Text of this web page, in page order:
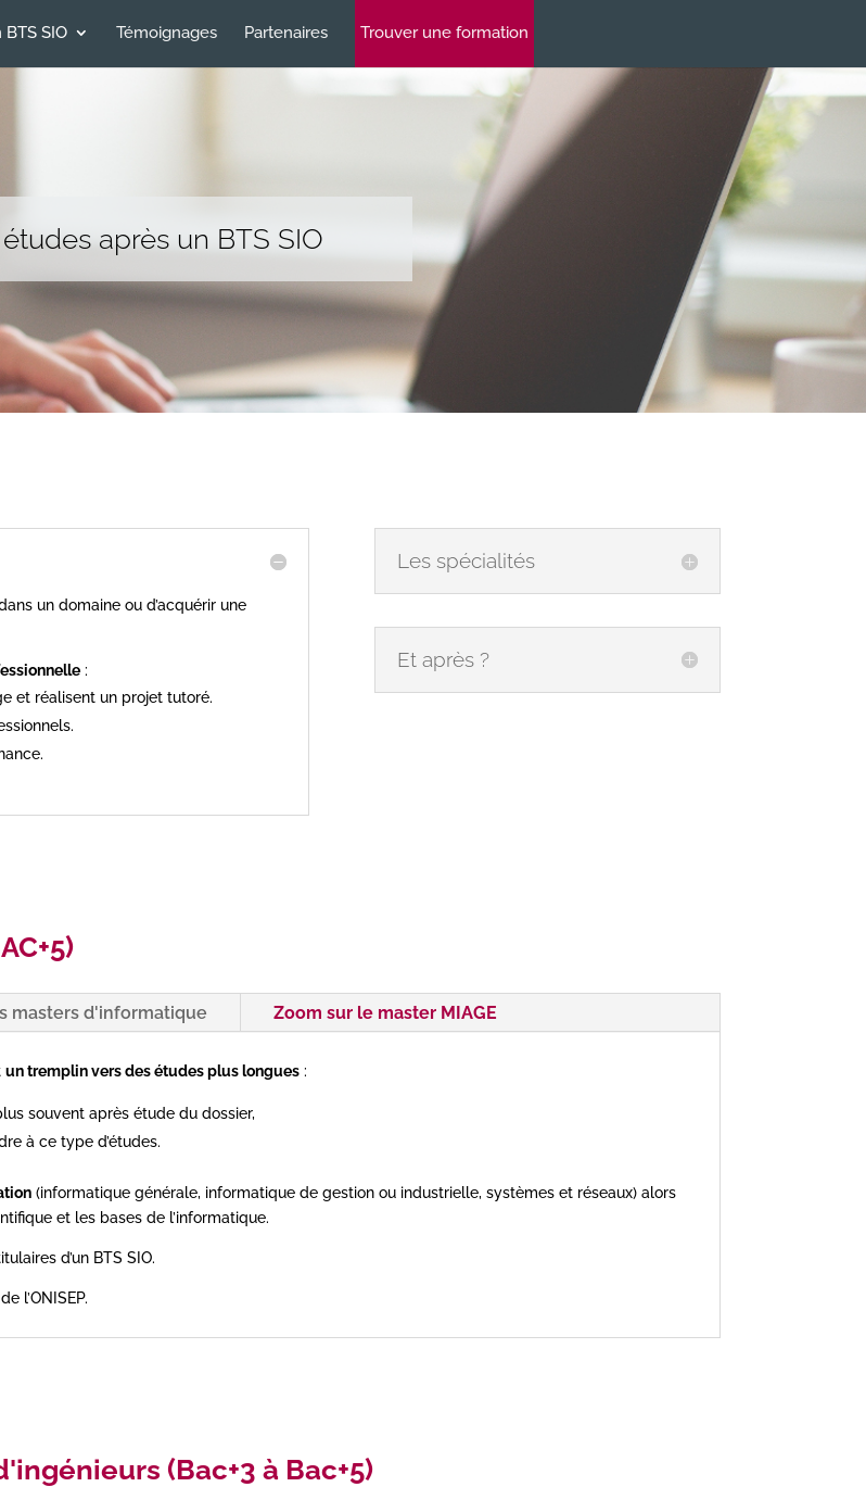
SIO Témoignages Partenaires Trouver une formation
après un BTS SIO
un domaine ou d’acquérir une
:
et réalisent un projet tutoré.
Les spécialités
Et après ?
masters d'informatique Zoom sur le master MIAGE
un tremplin vers des études plus longues :
souvent après étude du dossier,
à ce type d’études.
(informatique générale, informatique de gestion ou industrielle, systèmes et réseaux) alors
et les bases de l’informatique.
d’un BTS SIO.
l’ONISEP.
(Bac+3 à Bac+5)